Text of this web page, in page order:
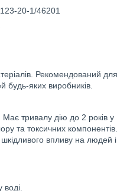
20-1/46201
Рекомендований
будь-яких виробників.
тривалу дію до 2 років у
та токсичних
впливу на людей і